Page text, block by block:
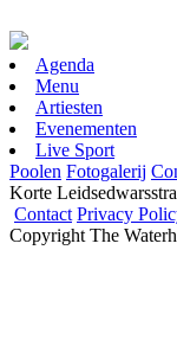
Agenda
Menu
Artiesten
Evenementen
Live Sport
Poolen Fotogalerij
Korte
Contact Privacy
Copyright The